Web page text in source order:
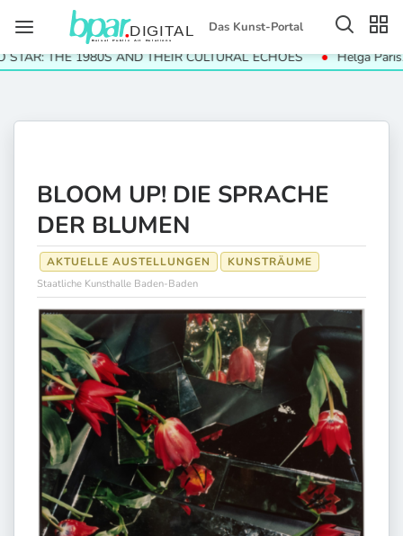
Das Kunst-Portal
1980S AND THEIR CULTURAL ECHOES Helga Paris.
BLOOM UP! DIE SPRACHE
DER BLUMEN
AKTUELLE AUSTELLUNGEN KUNSTRÄUME
Staatliche Kunsthalle Baden-Baden